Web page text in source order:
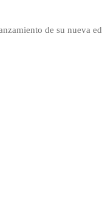
de su nueva